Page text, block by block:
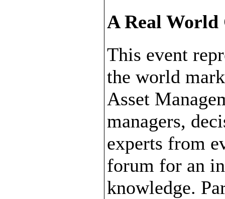
A Real World
This event
the world
Asset
managers,
experts from
forum for an
knowledge.